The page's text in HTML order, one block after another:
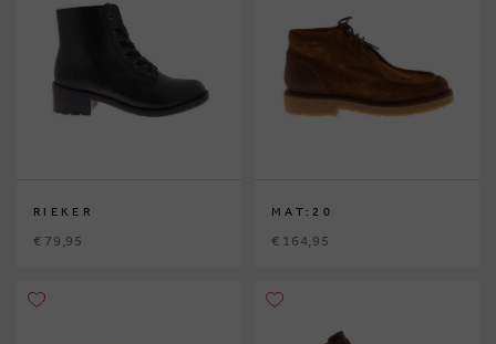
RIEKER
€ 79,95
MAT:20
€ 164,95